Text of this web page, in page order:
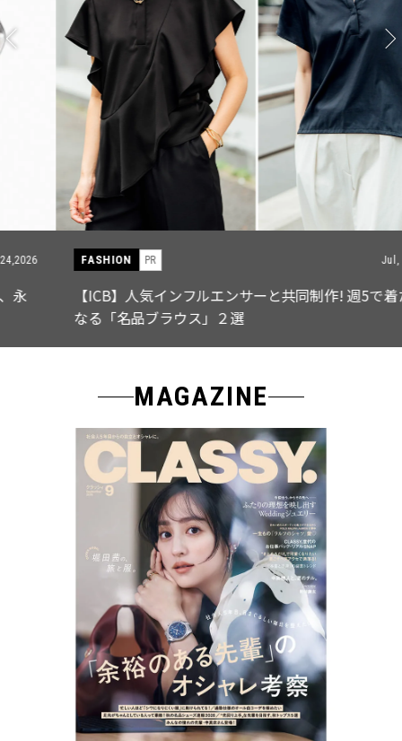
FASHION PR Jul, 15,2026
【ICB】人気インフルエンサーと共同制作! 週5で着たく
なる「名品ブラウス」２選
MAGAZINE